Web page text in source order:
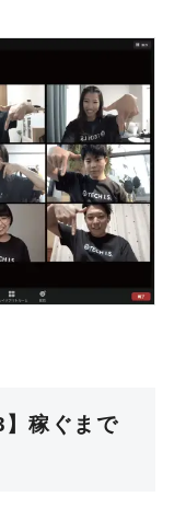
】稼ぐまで